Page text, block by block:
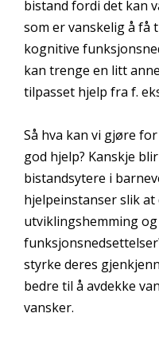
bistand fordi det kan
som er vanskelig å få
kognitive
kan trenge en litt
tilpasset hjelp fra f.
Så hva kan vi gjøre
god hjelp? Kanskje
bistandsytere i
hjelpeinstanser slik
utviklingshemming
styrke deres
bedre til å avdekke
vansker.